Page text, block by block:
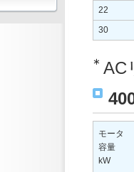
22
30
∗ AC
モータ
容量
kW